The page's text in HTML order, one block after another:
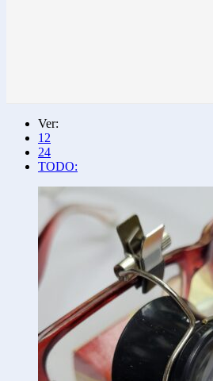
Ver:
12
24
TODO: